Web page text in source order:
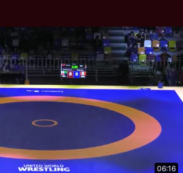
06:16